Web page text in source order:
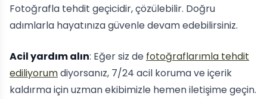
Fotoğrafla tehdit geçicidir, çözülebilir. Doğru
adımlarla hayatınıza güvenle devam edebilirsiniz.
Acil yardım alın: Eğer siz de fotoğraflarımla tehdit
ediliyorumdiyorsanız, 7/24 acil koruma ve içerik
kaldırma için uzman ekibimizle hemen iletişime geçin.